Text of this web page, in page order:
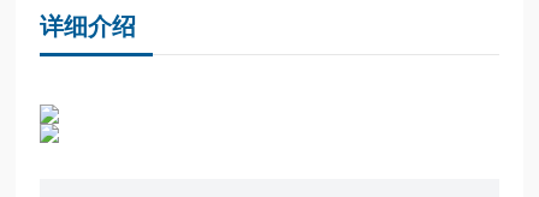
详细介绍